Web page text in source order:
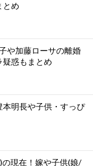
とめ
や加藤ローサの離婚
疑惑もまとめ
本明長や子供・すっぴ
現在！嫁や子供(娘/